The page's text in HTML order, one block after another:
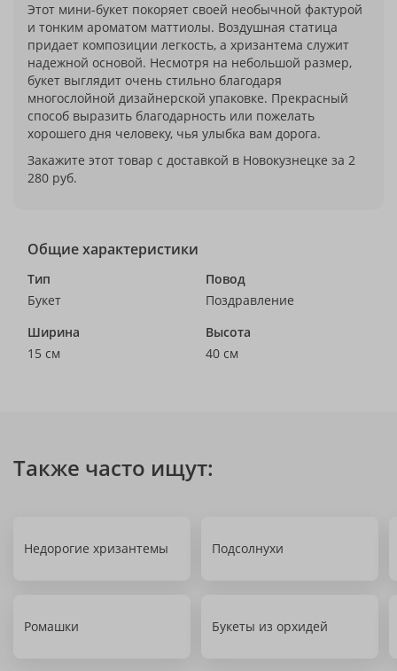
Этот мини-букет покоряет своей необычной фактурой
и тонким ароматом маттиолы. Воздушная статица
придает композиции легкость, а хризантема служит
надежной основой. Несмотря на небольшой размер,
букет выглядит очень стильно благодаря
многослойной дизайнерской упаковке. Прекрасный
способ выразить благодарность или пожелать
хорошего дня человеку, чья улыбка вам дорога.
Закажите этот товар с доставкой в Новокузнецке за 2
280 руб.
Общие характеристики
Тип
Букет
Повод
Поздравление
Ширина
15 см
Высота
40 см
Также часто ищут:
Недорогие хризантемы Подсолнухи
Ромашки Букеты из орхидей